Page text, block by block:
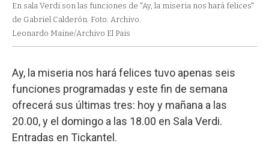
En sala Verdi son las funciones de "Ay, la miseria nos hará felices"
de Gabriel Calderón. Foto: Archivo.
Leonardo Maine/Archivo El Pais
Ay, la miseria nos hará felices tuvo apenas seis
funciones programadas y este fin de semana
ofrecerá sus últimas tres: hoy y mañana a las
20.00, y el domingo a las 18.00 en Sala Verdi.
Entradas en Tickantel.